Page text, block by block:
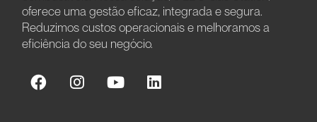
oferece uma gestão eficaz, integrada e segura.
Reduzimos custos operacionais e melhoramos a
eficiência do seu negócio.